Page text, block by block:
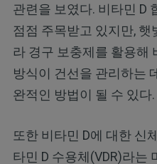
관련을 보였다. 비타민 D
점점 주목받고 있지만,
라 경구 보충제를 활용해
방식이 건선을 관리하는
완적인 방법이 될 수 있다.
또한 비타민 D에 대한 신
타민 D 수용체(VDR)라는